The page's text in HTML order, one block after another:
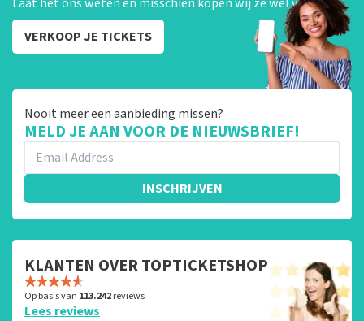
VERKOOP JE TICKETS
Nooit meer een aanbieding missen?
MELD JE AAN VOOR DE NIEUWSBRIEF!
INSCHRIJVEN
KLANTEN OVER TOPTICKETSHOP
Op basis van 113.242reviews
Lees reviews